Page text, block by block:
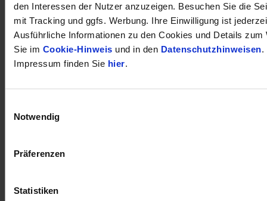
den Interessen der Nutzer anzuzeigen. Besuchen Sie die
mit Tracking und ggfs. Werbung. Ihre Einwilligung ist
Ausführliche Informationen zu den Cookies und Details zum
Sie im Cookie-Hinweis und in den Datenschutzhinweisen.
Impressum finden Sie hier.
Notwendig
Präferenzen
Statistiken